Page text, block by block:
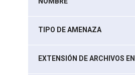
TIPO DE AMENAZA
EXTENSIÓN DE ARCHIVOS